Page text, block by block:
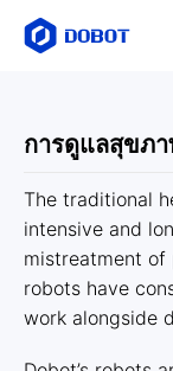
การดูแลสุขภ
The traditional
intensive and
mistreatment of
robots have
work alongside